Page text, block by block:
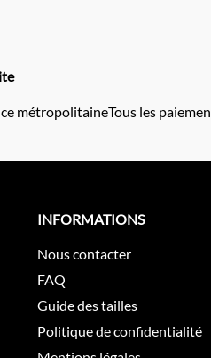
métropolitaineTous les
INFORMATIONS
Nous contacter
FAQ
Guide des tailles
Politique de confidentialité